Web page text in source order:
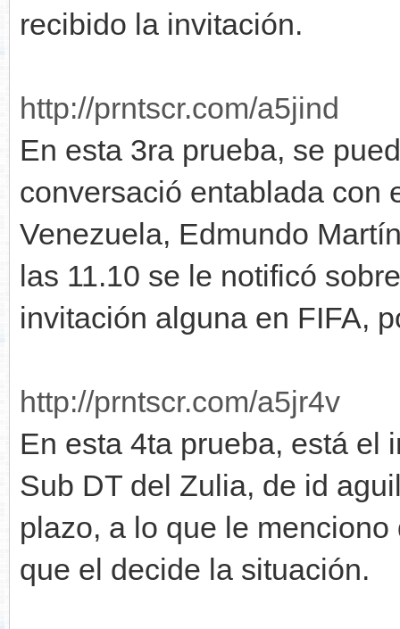
recibido la invitación.
http://prntscr.com/a5jind
En esta 3ra prueba, se
conversació entablada con
Venezuela, Edmundo
las 11.10 se le notificó
invitación alguna en FIFA,
http://prntscr.com/a5jr4v
En esta 4ta prueba, está el
Sub DT del Zulia, de id
plazo, a lo que le
que el decide la situación.